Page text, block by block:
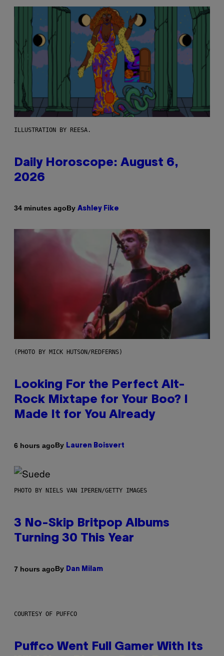
ILLUSTRATION BY REESA.
Daily Horoscope: August 6,
2026
34 minutes agoBy Ashley Fike
(PHOTO BY MICK HUTSON/REDFERNS)
Looking For the Perfect Alt-
Rock Mixtape for Your Boo? I
Made It for You Already
6 hours agoBy Lauren Boisvert
PHOTO BY NIELS VAN IPEREN/GETTY IMAGES
3 No-Skip Britpop Albums
Turning 30 This Year
7 hours agoBy Dan Milam
COURTESY OF PUFFCO
Puffco Went Full Gamer With Its